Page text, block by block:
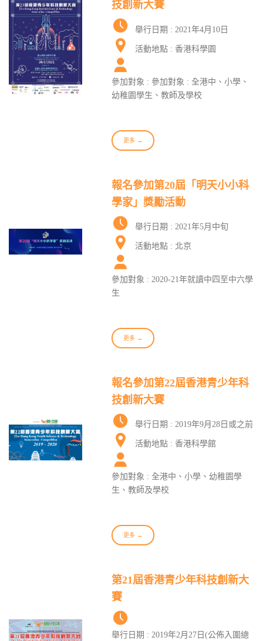
技創新大賽
舉行日期 : 2021年4月10日
活動地點 : 香港科學園
參加對象 : 參加對象 : 全港中、小學、
幼稚園學生、教師及學校
更多 →
報名參加第20屆「明天小小科
學家」獎勵活動
舉行日期 : 2021年5月中旬
活動地點 : 北京
參加對象 : 2020-21年就讀中四至中六學
生
更多 →
報名參加第22屆香港青少年科
技創新大賽
舉行日期 : 2019年9月28日或之前
活動地點 : 香港科學館
參加對象 : 全港中、小學、幼稚園學
生、教師及學校
更多 →
第21屆香港青少年科技創新大
賽
舉行日期 : 2019年2月27日(公佈入圍總